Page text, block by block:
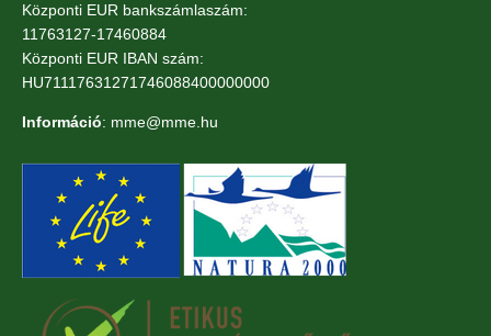
Központi EUR bankszámlaszám:
11763127-17460884
Központi EUR IBAN szám:
HU71117631271746088400000000
Információ: mme@mme.hu